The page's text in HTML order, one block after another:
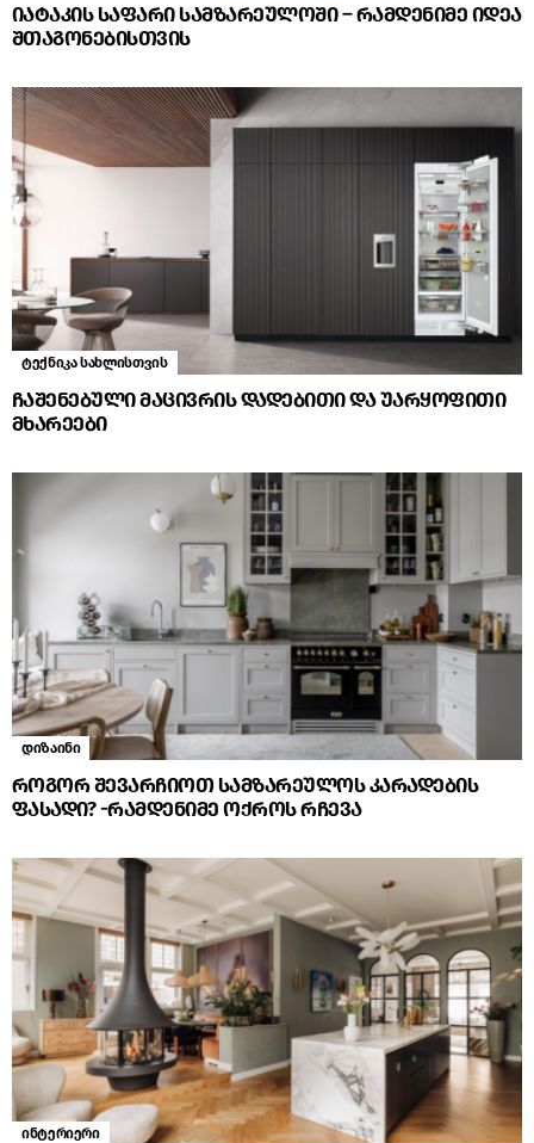
იატაკის საფარი სამზარეულოში – რამდენიმე იდეა
შთაგონებისთვის
ტექნიკა სახლისთვის
ჩაშენებული მაცივრის დადებითი და უარყოფითი
მხარეები
დიზაინი
როგორ შევარჩიოთ სამზარეულოს კარადების
ფასადი? -რამდენიმე ოქროს რჩევა
ინტერიერი